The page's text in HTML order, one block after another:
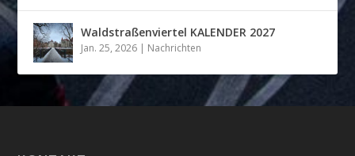
Waldstraßenviertel KALENDER 2027
Jan. 25, 2026 | Nachrichten